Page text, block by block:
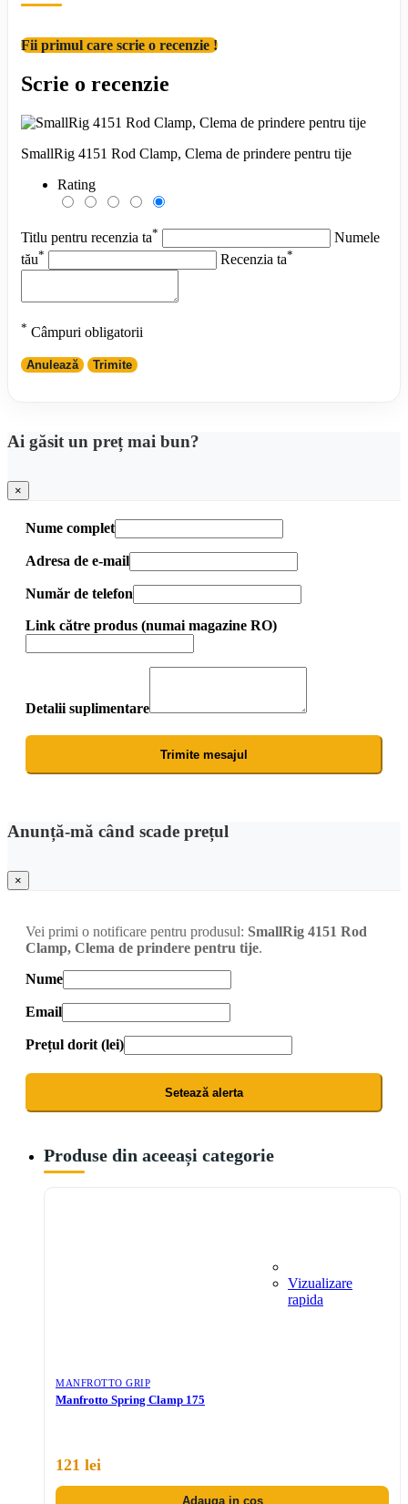
Fii primul care scrie o recenzie !
Scrie o recenzie
SmallRig 4151 Rod Clamp, Clema de prindere pentru tije
Rating
Titlu pentru recenzia ta*
Numele
tău* Recenzia ta*
* Câmpuri obligatorii
Anulează Trimite
Ai găsit un preț mai bun?
×
Nume complet
Adresa de e-mail
Număr de telefon
Link către produs (numai magazine RO)
Detalii suplimentare
Trimite mesajul
Anunță-mă când scade prețul
×
Vei primi o notificare pentru produsul: SmallRig 4151 Rod
Clamp, Clema de prindere pentru tije.
Nume
Email
Prețul dorit (lei)
Setează alerta
Produse din aceeași categorie
Vizualizare
rapida
MANFROTTO GRIP
Manfrotto Spring Clamp 175
121 lei
Adauga in cos